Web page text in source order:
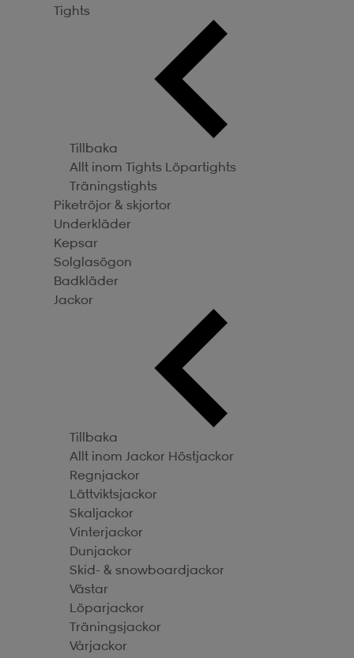
Tights
Tillbaka
Allt inom Tights Löpartights
Träningstights
Piketröjor & skjortor
Underkläder
Kepsar
Solglasögon
Badkläder
Jackor
Tillbaka
Allt inom Jackor Höstjackor
Regnjackor
Lättviktsjackor
Skaljackor
Vinterjackor
Dunjackor
Skid- & snowboardjackor
Västar
Löparjackor
Träningsjackor
Vårjackor